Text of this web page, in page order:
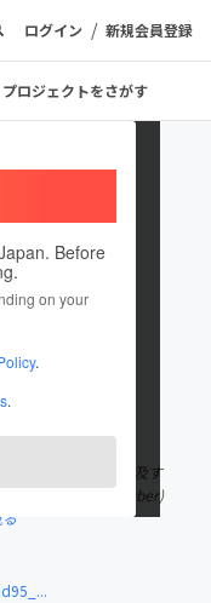
ログイン / 新規会員登録
プロジェクトをさがす
Before
on your
.
.
投稿しています
の魅力を伝え、普及す
虫食YouTuber(昆Tuber)